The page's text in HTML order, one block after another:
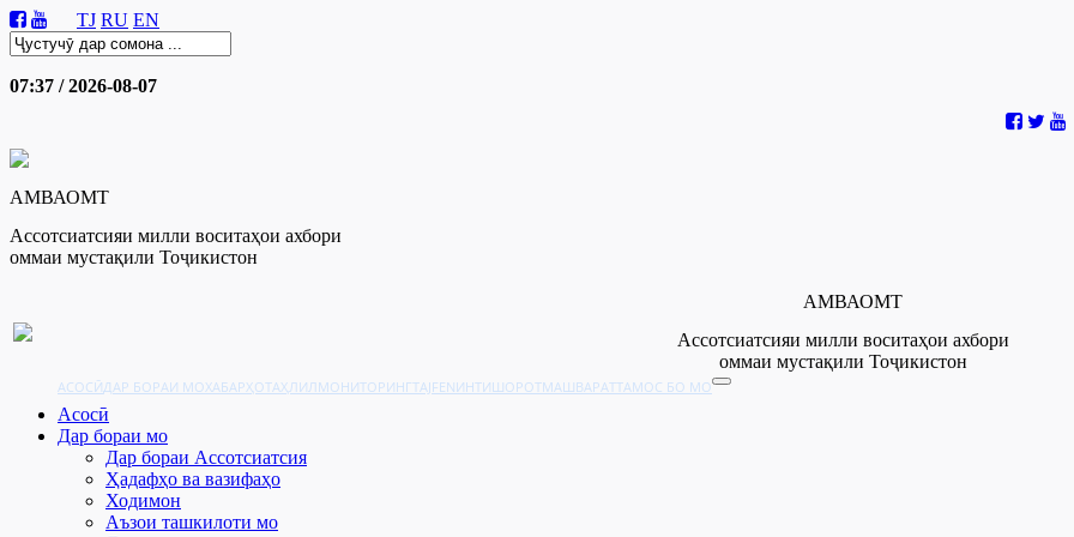
TJ RU EN
07:37 / 2026-08-07
АМВАОМТ
Ассотсиатсияи милли воситаҳои ахбори
оммаи мустақили Тоҷикистон
АМВАОМТ
Ассотсиатсияи милли воситаҳои ахбори
оммаи мустақили Тоҷикистон
АСОСӢДАР БОРАИ МОХАБАРҲОТАҲЛИЛМОНИТОРИНГTAJFENИНТИШОРОТМАШВАРАТТАМОС БО МО
Асосӣ
Дар бораи мо
Дар бораи Ассотсиатсия
Ҳадафҳо ва вазифаҳо
Ходимон
Аъзои ташкилоти мо